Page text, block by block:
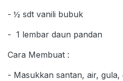
- ½ sdt vanili bubuk
- 1 lembar daun pandan
Cara Membuat :
- Masukkan santan, air,